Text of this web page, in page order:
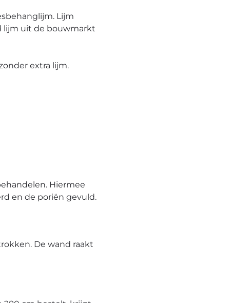
Lijm
lijm uit de bouwmarkt
extra lijm.
Hiermee
en de poriën gevuld.
De wand raakt